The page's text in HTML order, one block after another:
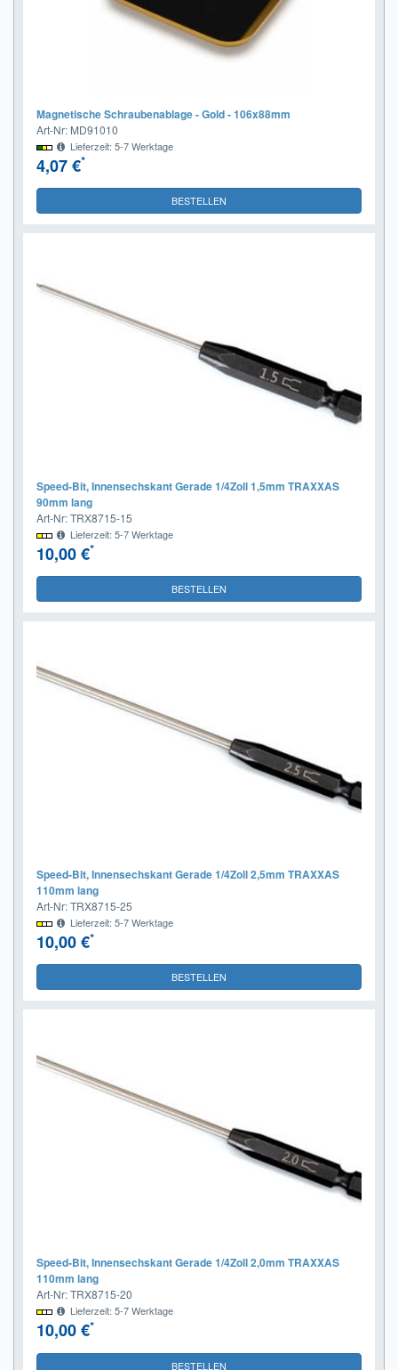
Magnetische Schraubenablage - Gold - 106x88mm
Art-Nr: MD91010
Lieferzeit: 5-7 Werktage
4,07 €*
BESTELLEN
Speed-Bit, Innensechskant Gerade 1/4Zoll 1,5mm TRAXXAS
90mm lang
Art-Nr: TRX8715-15
Lieferzeit: 5-7 Werktage
10,00 €*
BESTELLEN
Speed-Bit, Innensechskant Gerade 1/4Zoll 2,5mm TRAXXAS
110mm lang
Art-Nr: TRX8715-25
Lieferzeit: 5-7 Werktage
10,00 €*
BESTELLEN
Speed-Bit, Innensechskant Gerade 1/4Zoll 2,0mm TRAXXAS
110mm lang
Art-Nr: TRX8715-20
Lieferzeit: 5-7 Werktage
10,00 €*
BESTELLEN